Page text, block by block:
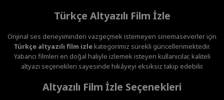
Türkçe Altyazılı Film İzle
Orijinal ses deneyiminden vazgeçmek istemeyen sinemaseverler için
Türkçe altyazılı film izlekategorimiz sürekli güncellenmektedir.
Yabancı filmleri en doğal haliyle izlemek isteyen kullanıcılar, kaliteli
altyazı seçenekleri sayesinde hikâyeyi eksiksiz takip edebilir.
Altyazılı Film İzle Seçenekleri